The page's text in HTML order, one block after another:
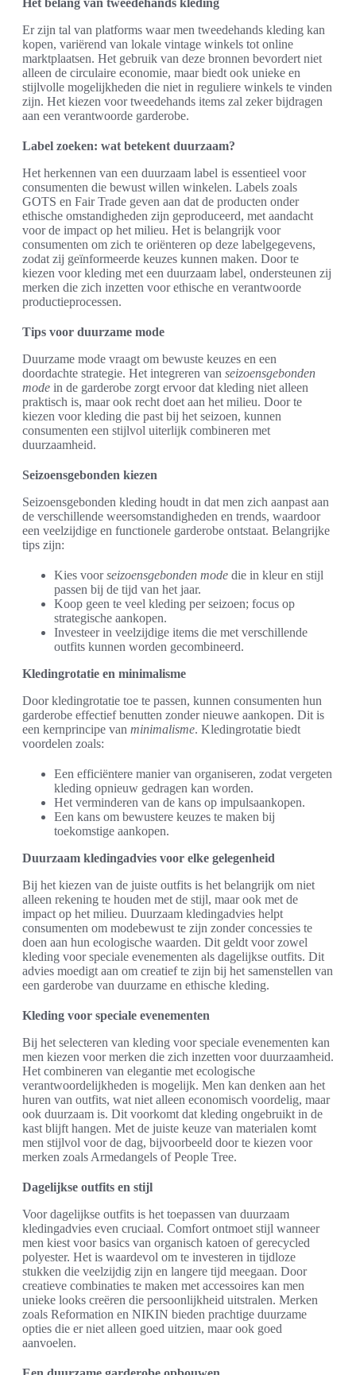
Er zijn tal van platforms waar men tweedehands kleding kan
kopen, variërend van lokale vintage winkels tot online
marktplaatsen. Het gebruik van deze bronnen bevordert niet
alleen de circulaire economie, maar biedt ook unieke en
stijlvolle mogelijkheden die niet in reguliere winkels te vinden
zijn. Het kiezen voor tweedehands items zal zeker bijdragen
aan een verantwoorde garderobe.
Label zoeken: wat betekent duurzaam?
Het herkennen van een duurzaam label is essentieel voor
consumenten die bewust willen winkelen. Labels zoals
GOTS en Fair Trade geven aan dat de producten onder
ethische omstandigheden zijn geproduceerd, met aandacht
voor de impact op het milieu. Het is belangrijk voor
consumenten om zich te oriënteren op deze labelgegevens,
zodat zij geïnformeerde keuzes kunnen maken. Door te
kiezen voor kleding met een duurzaam label, ondersteunen zij
merken die zich inzetten voor ethische en verantwoorde
productieprocessen.
Tips voor duurzame mode
Duurzame mode vraagt om bewuste keuzes en een
doordachte strategie. Het integreren van seizoensgebonden
mode in de garderobe zorgt ervoor dat kleding niet alleen
praktisch is, maar ook recht doet aan het milieu. Door te
kiezen voor kleding die past bij het seizoen, kunnen
consumenten een stijlvol uiterlijk combineren met
duurzaamheid.
Seizoensgebonden kiezen
Seizoensgebonden kleding houdt in dat men zich aanpast aan
de verschillende weersomstandigheden en trends, waardoor
een veelzijdige en functionele garderobe ontstaat. Belangrijke
tips zijn:
Kies voorseizoensgebonden mode die in kleur en stijl
passen bij de tijd van het jaar.
Koop geen te veel kleding per seizoen; focus op
strategische aankopen.
Investeer in veelzijdige items die met verschillende
outfits kunnen worden gecombineerd.
Kledingrotatie en minimalisme
Door kledingrotatie toe te passen, kunnen consumenten hun
garderobe effectief benutten zonder nieuwe aankopen. Dit is
een kernprincipe van minimalisme. Kledingrotatie biedt
voordelen zoals:
Een efficiëntere manier van organiseren, zodat vergeten
kleding opnieuw gedragen kan worden.
Het verminderen van de kans op impulsaankopen.
Een kans om bewustere keuzes te maken bij
toekomstige aankopen.
Duurzaam kledingadvies voor elke gelegenheid
Bij het kiezen van de juiste outfits is het belangrijk om niet
alleen rekening te houden met de stijl, maar ook met de
impact op het milieu. Duurzaam kledingadvies helpt
consumenten om modebewust te zijn zonder concessies te
doen aan hun ecologische waarden. Dit geldt voor zowel
kleding voor speciale evenementen als dagelijkse outfits. Dit
advies moedigt aan om creatief te zijn bij het samenstellen van
een garderobe van duurzame en ethische kleding.
Kleding voor speciale evenementen
Bij het selecteren van kleding voor speciale evenementen kan
men kiezen voor merken die zich inzetten voor duurzaamheid.
Het combineren van elegantie met ecologische
verantwoordelijkheden is mogelijk. Men kan denken aan het
huren van outfits, wat niet alleen economisch voordelig, maar
ook duurzaam is. Dit voorkomt dat kleding ongebruikt in de
kast blijft hangen. Met de juiste keuze van materialen komt
men stijlvol voor de dag, bijvoorbeeld door te kiezen voor
merken zoals Armedangels of People Tree.
Dagelijkse outfits en stijl
Voor dagelijkse outfits is het toepassen van duurzaam
kledingadvies even cruciaal. Comfort ontmoet stijl wanneer
men kiest voor basics van organisch katoen of gerecycled
polyester. Het is waardevol om te investeren in tijdloze
stukken die veelzijdig zijn en langere tijd meegaan. Door
creatieve combinaties te maken met accessoires kan men
unieke looks creëren die persoonlijkheid uitstralen. Merken
zoals Reformation en NIKIN bieden prachtige duurzame
opties die er niet alleen goed uitzien, maar ook goed
aanvoelen.